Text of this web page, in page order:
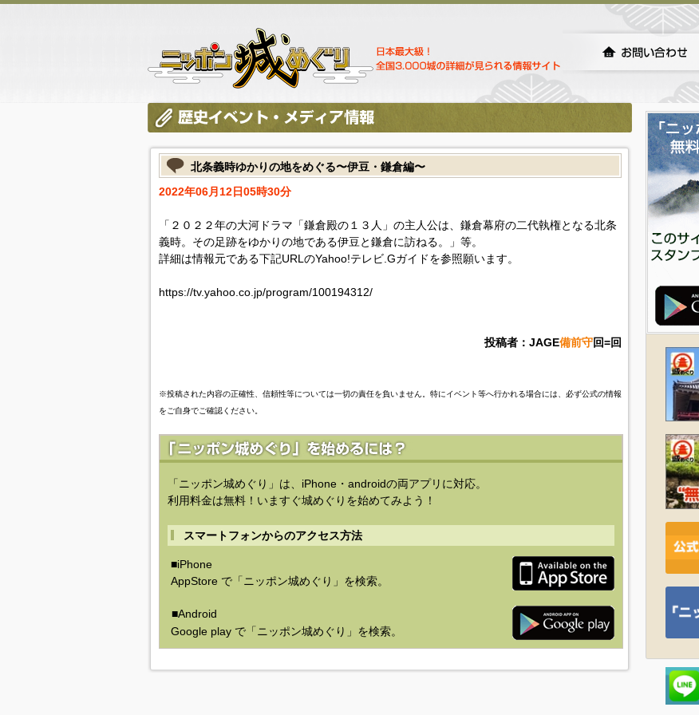
北条義時ゆかりの地をめぐる〜伊豆・鎌倉編〜
2022年06月12日05時30分
「２０２２年の大河ドラマ「鎌倉殿の１３人」の主人公は、鎌倉幕府の二代執権となる北条
義時。その足跡をゆかりの地である伊豆と鎌倉に訪ねる。」等。
詳細は情報元である下記URLのYahoo!テレビ.Gガイドを参照願います。
https://tv.yahoo.co.jp/program/100194312/
投稿者：JAGE備前守回=回
※投稿された内容の正確性、信頼性等については一切の責任を負いません。特にイベント等へ行かれる場合には、必ず公式の情報
をご自身でご確認ください。
「ニッポン城めぐり」は、iPhone・androidの両アプリに対応。
利用料金は無料！いますぐ城めぐりを始めてみよう！
スマートフォンからのアクセス方法
■iPhone
AppStore で「ニッポン城めぐり」を検索。
■Android
Google play で「ニッポン城めぐり」を検索。